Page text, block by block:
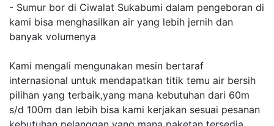
- Sumur bor di Ciwalat Sukabumi dalam pengeboran di
kami bisa menghasilkan air yang lebih jernih dan
banyak volumenya
Kami mengali mengunakan mesin bertaraf
internasional untuk mendapatkan titik temu air bersih
pilihan yang terbaik,yang mana kebutuhan dari 60m
s/d 100m dan lebih bisa kami kerjakan sesuai pesanan